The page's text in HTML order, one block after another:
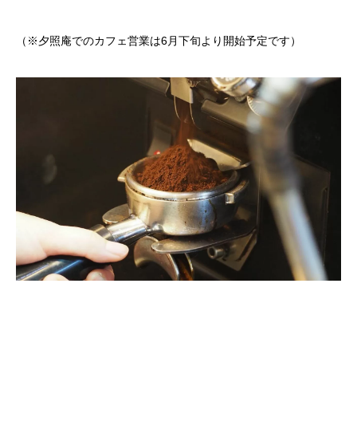
（※夕照庵でのカフェ営業は6月下旬より開始予定です）